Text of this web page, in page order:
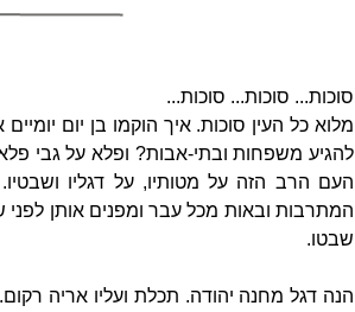
סוכות... סוכות... סוכות...
מלוא כל העין סוכות. איך הוקמו בן יום
להגיע משפחות ובתי-אבות? ופלא על גבי
העם הרב הזה על מטותיו, על דגליו
המתרבות ובאות מכל עבר ומפנים אותן
שבטו.
הנה דגל מחנה יהודה. תכלת ועליו אריה